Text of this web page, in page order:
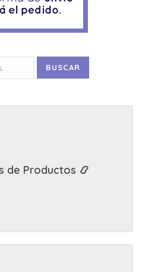
BUSCAR
de Productos 📿